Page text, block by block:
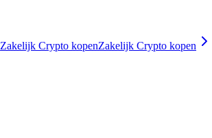
Zakelijk Crypto kopenZakelijk Crypto kopen